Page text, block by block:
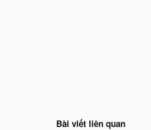
Bài viết liên quan